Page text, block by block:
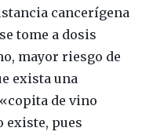
cancerígena
tome a dosis
mayor riesgo de
exista una
de vino
existe, pues